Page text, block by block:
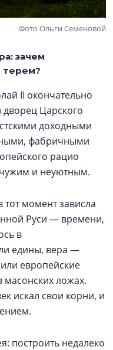
Фото Ольги Семеновой
зачем
терем?
II окончательно
дворец Царского
доходными
фабричными
рацио
и неуютным.
тот момент зависла
Руси — времени,
в
едины, вера —
европейские
масонских ложах.
искал свои корни, и
построить недалеко